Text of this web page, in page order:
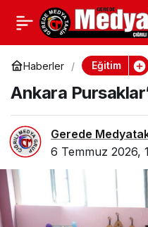
Haberler Eğitim
Ankara
Gerede
6 Temmuz 2026,
Ankara Çankaya’da
Ücretsiz Sunuluyor,
Dikkat Çekiyor